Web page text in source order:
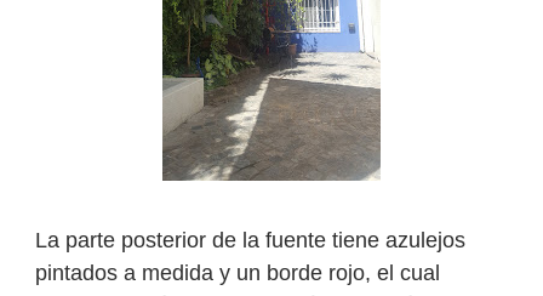
La parte posterior de la fuente tiene azulejos
pintados a medida y un borde rojo, el cual